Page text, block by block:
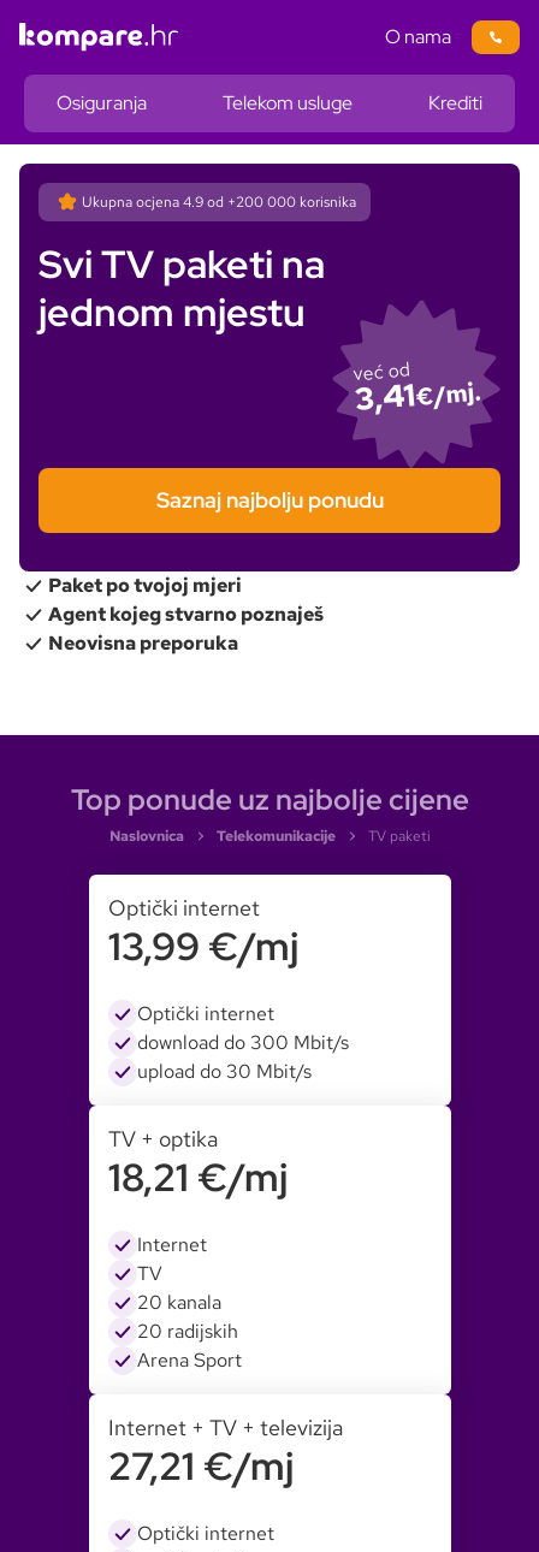
Osiguranja Telekom usluge Krediti
O nama
Ukupna ocjena4.9od +200 000 korisnika
Svi TV paketi na
jednom mjestu
već od
3,41€/mj.
Saznaj najbolju ponudu
Paket po tvojoj mjeri
Agent kojeg stvarno poznaješ
Neovisna preporuka
Top ponude uz najbolje cijene
Naslovnica Telekomunikacije TV paketi
Optički internet
13,99 €/mj
Optički internet
download do 300 Mbit/s
upload do 30 Mbit/s
TV + optika
18,21 €/mj
Internet
TV
20 kanala
20 radijskih
Arena Sport
Internet + TV + televizija
27,21 €/mj
Optički internet